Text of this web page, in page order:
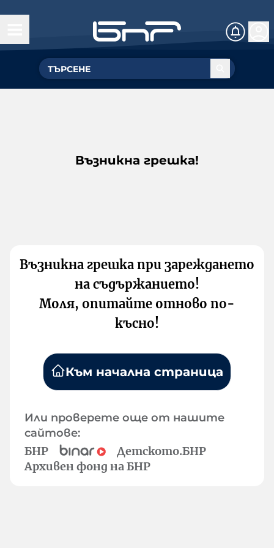
Възникна грешка!
Възникна грешка при зареждането
на съдържанието!
Моля, опитайте отново по-
късно!
Към начална страница
Или проверете още от нашите
сайтове:
БНР
Детското.БНР
Архивен фонд на БНР